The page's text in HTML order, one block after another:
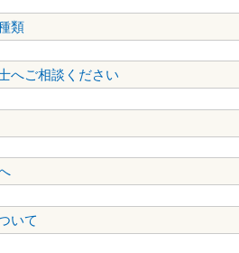
類
へご相談ください
いて